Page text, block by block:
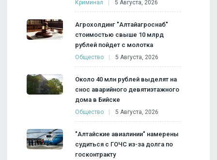
Криминал 5 Августа, 2026
Агрохолдинг "Алтайагроснаб"
стоимостью свыше 10 млрд
рублей пойдет с молотка
Общество 5 Августа, 2026
Около 40 млн рублей выделят на
снос аварийного девятиэтажного
дома в Бийске
Общество 5 Августа, 2026
"Алтайские авиалинии" намерены
судиться с ГОЧС из-за долга по
госконтракту